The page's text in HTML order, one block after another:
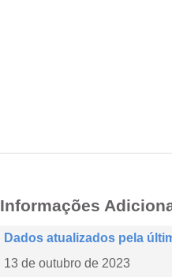
Informações
Dados atualizados pela
13 de outubro de 2023